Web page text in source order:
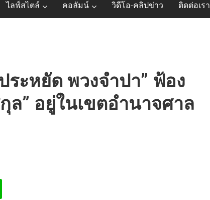
ไลฟ์สไตล์ คอลัมน์ วิดีโอ-คลิปข่าว ติดต่อเรา
ะหยัด พวงจำปา” ฟ้อง
ล” อยู่ในเขตอำนาจศาล